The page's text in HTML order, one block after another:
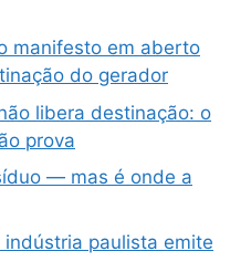
manifesto em aberto
do gerador
libera destinação: o
prova
— mas é onde a
indústria paulista emite